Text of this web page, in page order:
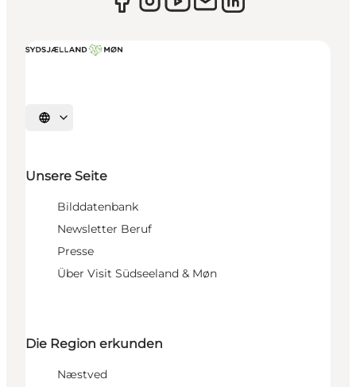
Sprache auswählen
Unsere Seite
Bilddatenbank
Newsletter Beruf
Presse
Über Visit Südseeland & Møn
Die Region erkunden
Næstved